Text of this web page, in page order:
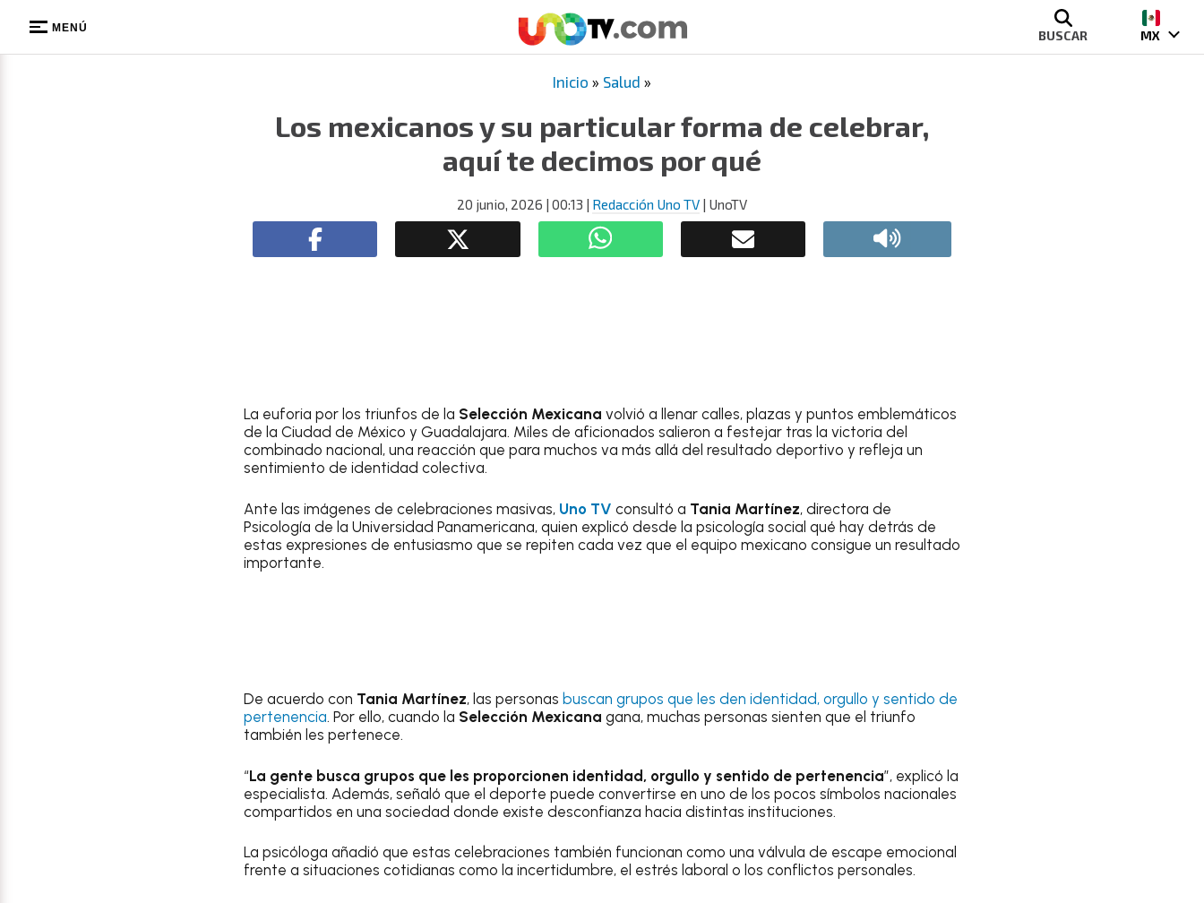
MENÚ BUSCAR MX
Inicio » Salud »
Los mexicanos y su particular forma de celebrar,
aquí te decimos por qué
20 junio, 2026 | 00:13 | Redacción Uno TV | UnoTV
La euforia por los triunfos de la Selección Mexicana volvió a llenar calles, plazas y puntos emblemáticos
de la Ciudad de México y Guadalajara. Miles de aficionados salieron a festejar tras la victoria del
combinado nacional, una reacción que para muchos va más allá del resultado deportivo y refleja un
sentimiento de identidad colectiva.
Ante las imágenes de celebraciones masivas, Uno TV consultó a Tania Martínez, directora de
Psicología de la Universidad Panamericana, quien explicó desde la psicología social qué hay detrás de
estas expresiones de entusiasmo que se repiten cada vez que el equipo mexicano consigue un resultado
importante.
De acuerdo con Tania Martínez, las personas buscan grupos que les den identidad, orgullo y sentido de
pertenencia. Por ello, cuando la Selección Mexicana gana, muchas personas sienten que el triunfo
también les pertenece.
“La gente busca grupos que les proporcionen identidad, orgullo y sentido de pertenencia”, explicó la
especialista. Además, señaló que el deporte puede convertirse en uno de los pocos símbolos nacionales
compartidos en una sociedad donde existe desconfianza hacia distintas instituciones.
La psicóloga añadió que estas celebraciones también funcionan como una válvula de escape emocional
frente a situaciones cotidianas como la incertidumbre, el estrés laboral o los conflictos personales.